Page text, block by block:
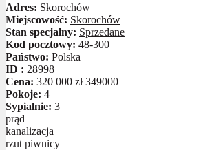
Adres: Skorochów
Miejscowość: Skorochów
Stan specjalny: Sprzedane
Kod pocztowy: 48-300
Państwo: Polska
ID : 28998
Cena: 320 000 zł349000
Pokoje: 4
Sypialnie: 3
prąd
kanalizacja
rzut piwnicy